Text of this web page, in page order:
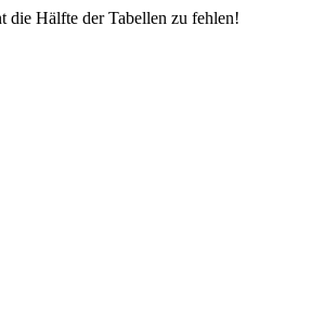
die Hälfte der Tabellen zu fehlen!